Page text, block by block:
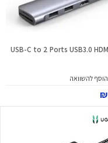
הוסף להשוואה